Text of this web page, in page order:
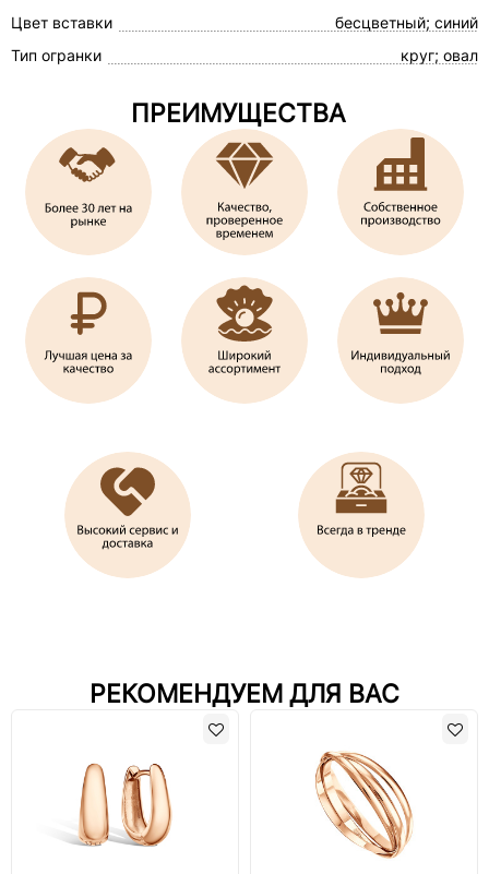
Цвет вставки
бесцветный; синий
Тип огранки
круг; овал
ПРЕИМУЩЕСТВА
РЕКОМЕНДУЕМ ДЛЯ ВАС